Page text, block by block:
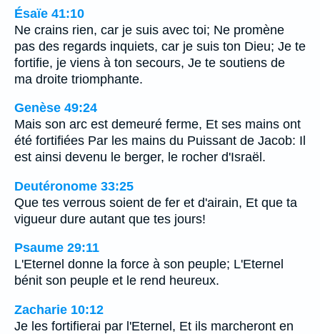
Ésaïe 41:10
Ne crains rien, car je suis avec toi; Ne promène
pas des regards inquiets, car je suis ton Dieu; Je te
fortifie, je viens à ton secours, Je te soutiens de
ma droite triomphante.
Genèse 49:24
Mais son arc est demeuré ferme, Et ses mains ont
été fortifiées Par les mains du Puissant de Jacob: Il
est ainsi devenu le berger, le rocher d'Israël.
Deutéronome 33:25
Que tes verrous soient de fer et d'airain, Et que ta
vigueur dure autant que tes jours!
Psaume 29:11
L'Eternel donne la force à son peuple; L'Eternel
bénit son peuple et le rend heureux.
Zacharie 10:12
Je les fortifierai par l'Eternel, Et ils marcheront en